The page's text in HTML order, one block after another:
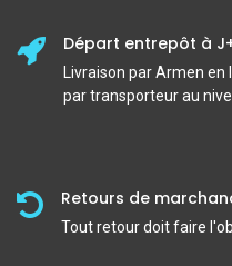
Départ entrepôt à
Livraison par Armen en
par transporteur au
Retours de
Tout retour doit faire